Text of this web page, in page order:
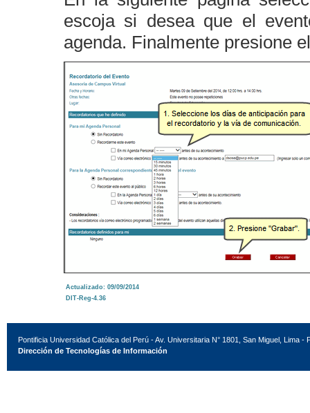
escoja si desea que el
agenda. Finalmente presione
Actualizado: 09/09/2014
DIT-Reg-4.36
Pontificia Universidad Católica del Perú - Av. Universitaria N° 1801, San Miguel, Lima -
Dirección de Tecnologías de Información